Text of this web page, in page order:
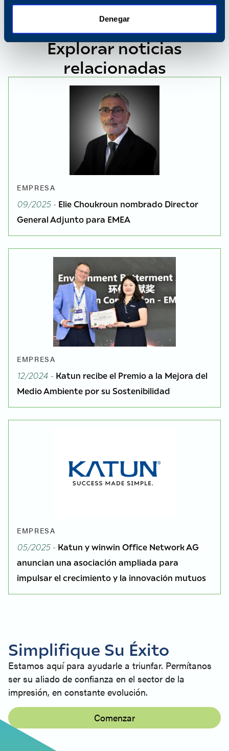
Denegar
Explorar noticias
relacionadas
EMPRESA
09/2025 - Elie Choukroun nombrado Director
General Adjunto para EMEA
EMPRESA
12/2024 - Katun recibe el Premio a la Mejora del
Medio Ambiente por su Sostenibilidad
EMPRESA
05/2025 - Katun y winwin Office Network AG
anuncian una asociación ampliada para
impulsar el crecimiento y la innovación mutuos
Simplifique Su Éxito
Estamos aquí para ayudarle a triunfar. Permítanos
ser su aliado de confianza en el sector de la
impresión, en constante evolución.
Comenzar